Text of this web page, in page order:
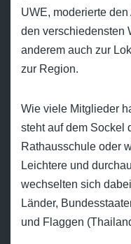
UWE, moderierte
den verschiedensten
anderem auch zur
zur Region.
Wie viele Mitglieder
steht auf dem Sockel
Rathausschule oder
Leichtere und
wechselten sich
Länder,
und Flaggen